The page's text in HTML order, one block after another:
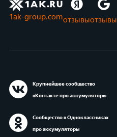
1ak-group.comотзывыотзывы
Крупнейшее сообщество
вКонтакте про аккумуляторы
Сообщество в Одноклассниках
про аккумуляторы